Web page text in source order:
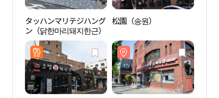
タッハンマリテジハング
ン（닭한마리돼지한근）
松園（송원）